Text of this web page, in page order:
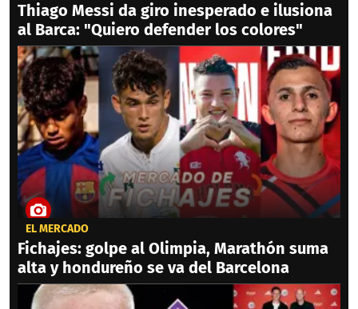
Thiago Messi da giro inesperado e ilusiona
al Barca: "Quiero defender los colores"
EL MERCADO
Fichajes: golpe al Olimpia, Marathón suma
alta y hondureño se va del Barcelona